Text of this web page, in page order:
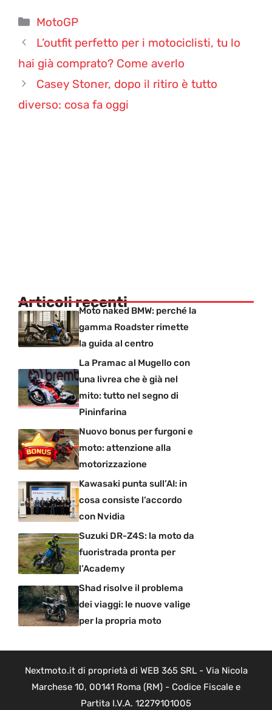
Categorie
MotoGP
L’outfit perfetto per i motociclisti, tu lo
hai già comprato? Come averlo
Casey Stoner, dopo il ritiro è tutto
diverso: cosa fa oggi
Articoli recentiMoto naked BMW: perché la
gamma Roadster rimette
la guida al centro
La Pramac al Mugello con
una livrea che è già nel
mito: tutto nel segno di
Pininfarina
Nuovo bonus per furgoni e
moto: attenzione alla
motorizzazione
Kawasaki punta sull’AI: in
cosa consiste l’accordo
con Nvidia
Suzuki DR-Z4S: la moto da
fuoristrada pronta per
l’Academy
Shad risolve il problema
dei viaggi: le nuove valige
per la propria moto
Nextmoto.it di proprietà di WEB 365 SRL - Via Nicola
Marchese 10, 00141 Roma (RM) - Codice Fiscale e
Partita I.V.A. 12279101005